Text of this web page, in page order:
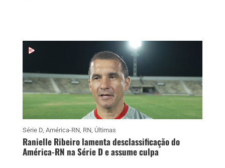
Série D, América-RN, RN, Últimas
Ranielle Ribeiro lamenta desclassificação do
América-RN na Série D e assume culpa